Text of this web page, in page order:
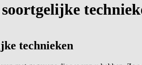
technieken